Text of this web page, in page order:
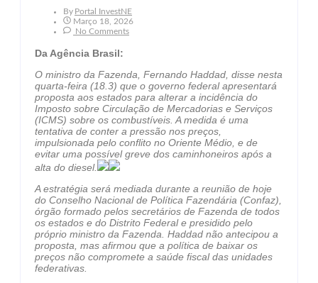
By Portal InvestNE
Março 18, 2026
No Comments
Da Agência Brasil:
O ministro da Fazenda, Fernando Haddad, disse nesta
quarta-feira (18.3) que o governo federal apresentará
proposta aos estados para alterar a incidência do
Imposto sobre Circulação de Mercadorias e Serviços
(ICMS) sobre os combustíveis. A medida é uma
tentativa de conter a pressão nos preços,
impulsionada pelo conflito no Oriente Médio, e de
evitar uma possível greve dos caminhoneiros após a
alta do diesel.
A estratégia será mediada durante a reunião de hoje
do Conselho Nacional de Política Fazendária (Confaz),
órgão formado pelos secretários de Fazenda de todos
os estados e do Distrito Federal e presidido pelo
próprio ministro da Fazenda. Haddad não antecipou a
proposta, mas afirmou que a política de baixar os
preços não compromete a saúde fiscal das unidades
federativas.